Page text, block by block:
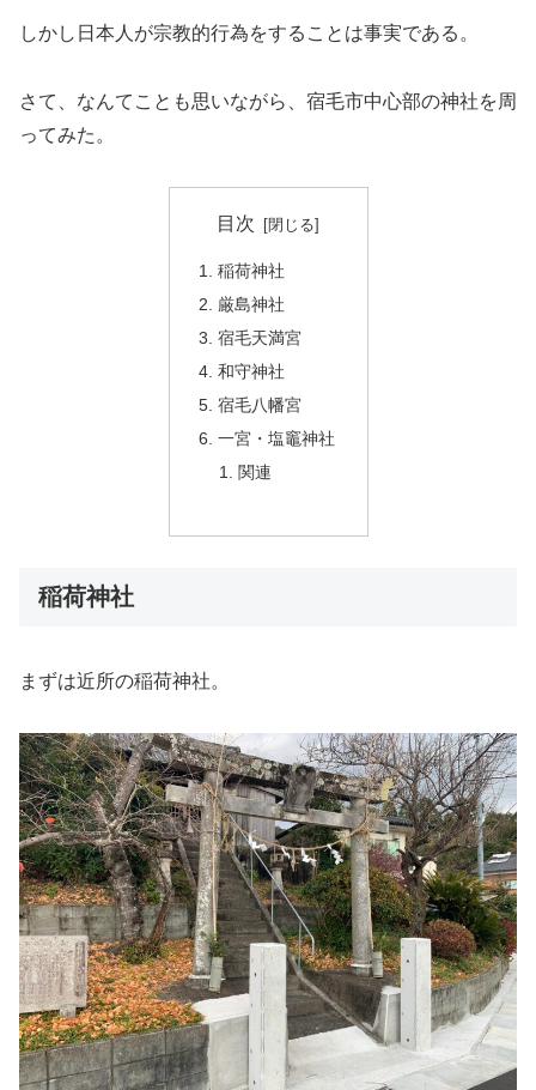
しかし日本人が宗教的行為をすることは事実である。
さて、なんてことも思いながら、宿毛市中心部の神社を周
ってみた。
目次
稲荷神社
厳島神社
宿毛天満宮
和守神社
宿毛八幡宮
一宮・塩竈神社
関連
稲荷神社
まずは近所の稲荷神社。